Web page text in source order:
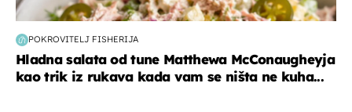
POKROVITELJ FISHERIJA
Hladna salata od tune Matthewa McConaugheyja
kao trik iz rukava kada vam se ništa ne kuha...